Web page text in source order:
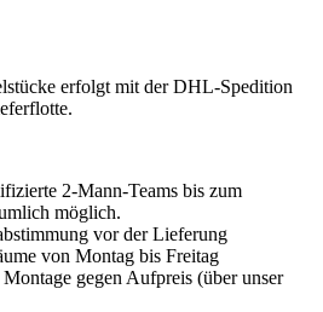
erfolgt mit der DHL-Spedition
2-Mann-Teams bis zum
möglich.
vor der Lieferung
von Montag bis Freitag
gegen Aufpreis (über unser